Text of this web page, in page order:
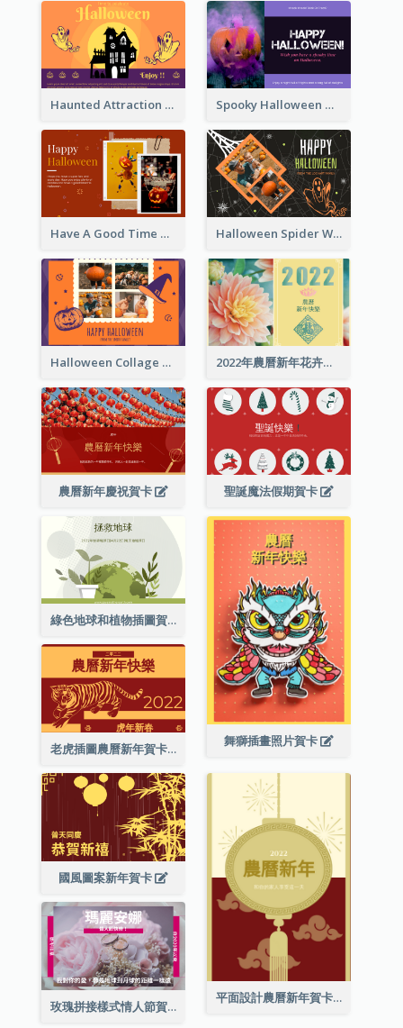
Haunted Attraction Themed Halloween Card Spooky Halloween Greeting Card
Have A Good Time This Halloween Greeting Card Halloween Spider Web Greeting Card
Halloween Collage Greeting Card 2022年農曆新年花卉照片賀卡
農曆新年慶祝賀卡 聖誕魔法假期賀卡
綠色地球和植物插圖賀卡
舞獅插畫照片賀卡
老虎插圖農曆新年賀卡
國風圖案新年賀卡
平面設計農曆新年賀卡與裝飾
玫瑰拼接樣式情人節賀卡